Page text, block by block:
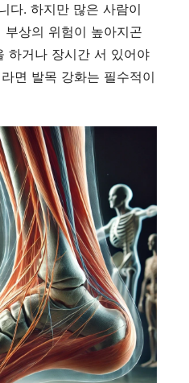
다. 하지만 많은 사람이
상의 위험이 높아지곤
하거나 장시간 서 있어야
면 발목 강화는 필수적이